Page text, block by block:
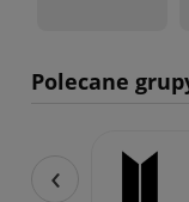
Polecane
‹